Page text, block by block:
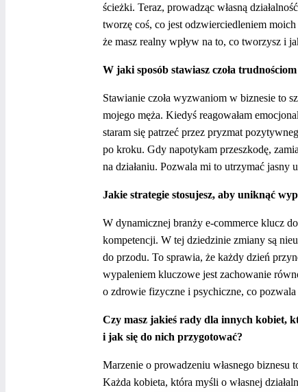
ścieżki. Teraz, prowadząc własną
tworzę coś, co jest odzwierciedleniem
że masz realny wpływ na to, co tworzysz i
W jaki sposób stawiasz czoła
Stawianie czoła wyzwaniom w biznesie to
mojego męża. Kiedyś reagowałam
staram się patrzeć przez pryzmat
po kroku. Gdy napotykam przeszkodę,
na działaniu. Pozwala mi to utrzymać jasny
Jakie strategie stosujesz, aby uniknąć
W dynamicznej branży e-commerce klucz
kompetencji. W tej dziedzinie zmiany są
do przodu. To sprawia, że każdy dzień
wypaleniem kluczowe jest zachowanie
o zdrowie fizyczne i psychiczne, co
Czy masz jakieś rady dla innych kobiet,
i jak się do nich przygotować?
Marzenie o prowadzeniu własnego biznesu
Każda kobieta, która myśli o własnej